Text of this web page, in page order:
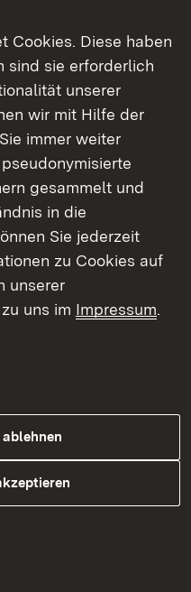
den passenden
eine Schritt-für-
Traum-Studium.
Württemberg
Cookies. Diese haben
sind sie erforderlich
unserer
wir mit Hilfe der
immer weiter
gesammelt und
in die
Sie jederzeit
zu Cookies auf
unserer
uns im Impressum.